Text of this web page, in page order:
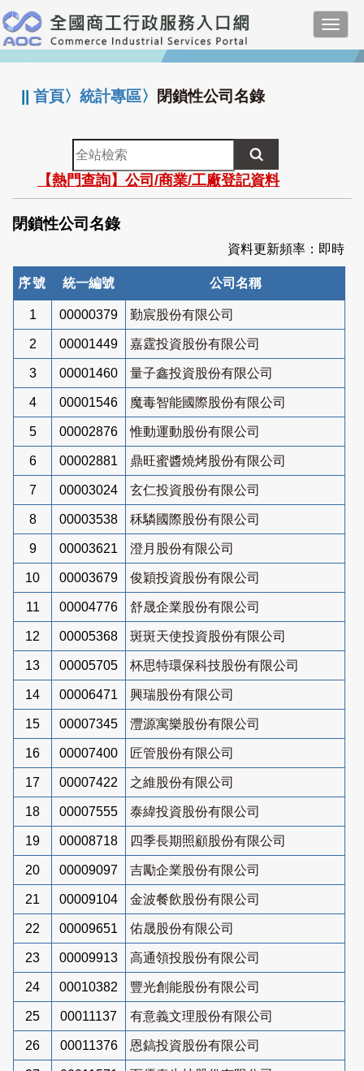
跳
到
主
要
:::
||首頁〉統計專區〉 閉鎖性公司名錄
全
站
檢
索
【熱門查詢】公司/商業/工廠登記資料
閉鎖性公司名錄
資料更新頻率：即時
序號 統一編號 公司名稱
1 00000379 勤宸股份有限公司
2 00001449 嘉霆投資股份有限公司
3 00001460 量子鑫投資股份有限公司
4 00001546 魔毒智能國際股份有限公司
5 00002876 惟動運動股份有限公司
6 00002881 鼎旺蜜醬燒烤股份有限公司
7 00003024 玄仁投資股份有限公司
8 00003538 秝驎國際股份有限公司
9 00003621 澄月股份有限公司
10 00003679 俊穎投資股份有限公司
11 00004776 舒晟企業股份有限公司
12 00005368 斑斑天使投資股份有限公司
13 00005705 杯思特環保科技股份有限公司
14 00006471 興瑞股份有限公司
15 00007345 灃源寓樂股份有限公司
16 00007400 匠管股份有限公司
17 00007422 之維股份有限公司
18 00007555 泰緯投資股份有限公司
19 00008718 四季長期照顧股份有限公司
20 00009097 吉勵企業股份有限公司
21 00009104 金波餐飲股份有限公司
22 00009651 佑晟股份有限公司
23 00009913 高通領投股份有限公司
24 00010382 豐光創能股份有限公司
25 00011137 有意義文理股份有限公司
26 00011376 恩鎬投資股份有限公司